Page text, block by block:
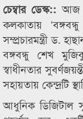
চেম্বার ডেস্ক::আজ
কলকাতায়
সম্প্রচারমন্ত্রী ড.
বঙ্গবন্ধু শেখ
স্বাধীনতার
সহায়তায় কেন্দ্রটি
আধুনিক ডিজিটাল